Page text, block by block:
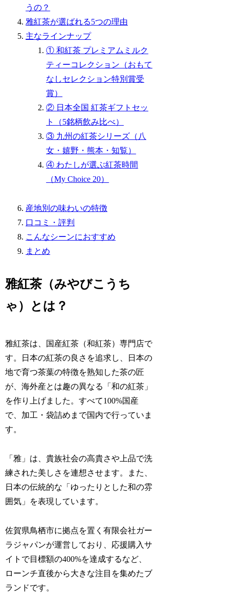
うの？
雅紅茶が選ばれる5つの理由
主なラインナップ
① 和紅茶 プレミアムミルク
ティーコレクション（おもて
なしセレクション特別賞受
賞）
② 日本全国 紅茶ギフトセッ
ト（5銘柄飲み比べ）
③ 九州の紅茶シリーズ（八
女・嬉野・熊本・知覧）
④ わたしが選ぶ紅茶時間
（My Choice 20）
産地別の味わいの特徴
口コミ・評判
こんなシーンにおすすめ
まとめ
雅紅茶（みやびこうち
ゃ）とは？
雅紅茶は、国産紅茶（和紅茶）専門店で
す。日本の紅茶の良さを追求し、日本の
地で育つ茶葉の特徴を熟知した茶の匠
が、海外産とは趣の異なる「和の紅茶」
を作り上げました。すべて100%国産
で、加工・袋詰めまで国内で行っていま
す。
「雅」は、貴族社会の高貴さや上品で洗
練された美しさを連想させます。また、
日本の伝統的な「ゆったりとした和の雰
囲気」を表現しています。
佐賀県鳥栖市に拠点を置く有限会社ガー
ラジャパンが運営しており、応援購入サ
イトで目標額の400%を達成するなど、
ローンチ直後から大きな注目を集めたブ
ランドです。